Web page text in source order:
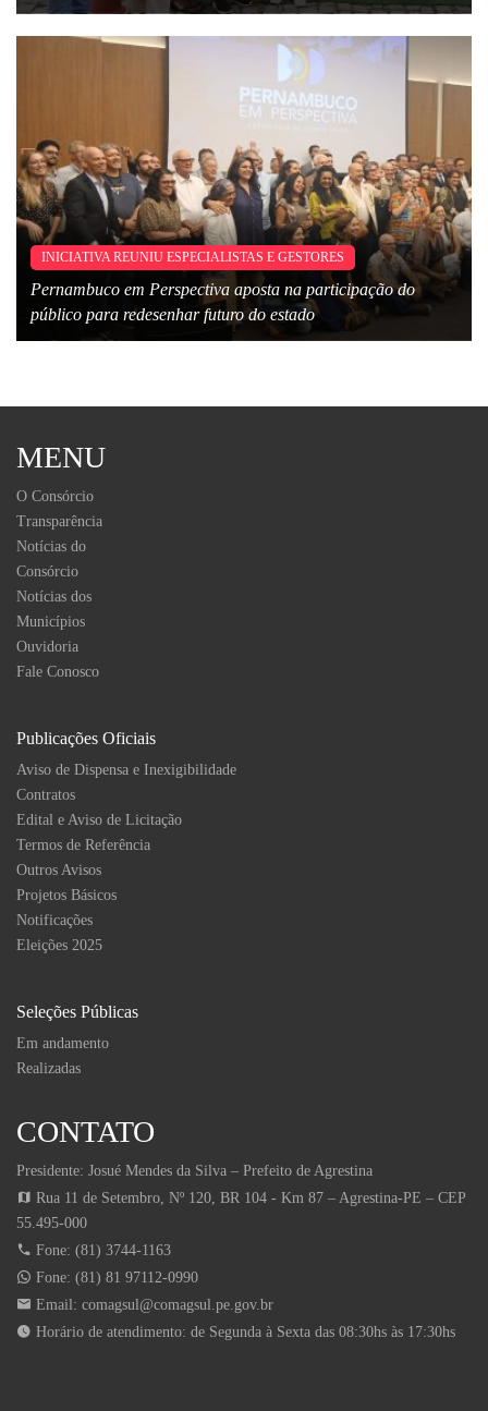
INICIATIVA REUNIU ESPECIALISTAS E GESTORES
Pernambuco em Perspectiva aposta na participação do
público para redesenhar futuro do estado
MENU
O Consórcio
Transparência
Notícias do
Consórcio
Notícias dos
Municípios
Ouvidoria
Fale Conosco
Publicações Oficiais
Aviso de Dispensa e Inexigibilidade
Contratos
Edital e Aviso de Licitação
Termos de Referência
Outros Avisos
Projetos Básicos
Notificações
Eleições 2025
Seleções Públicas
Em andamento
Realizadas
CONTATO
Presidente: Josué Mendes da Silva – Prefeito de Agrestina
Rua 11 de Setembro, Nº 120, BR 104 - Km 87 – Agrestina-PE – CEP
55.495-000
Fone: (81) 3744-1163
Fone: (81) 81 97112-0990
Email: comagsul@comagsul.pe.gov.br
Horário de atendimento: de Segunda à Sexta das 08:30hs às 17:30hs